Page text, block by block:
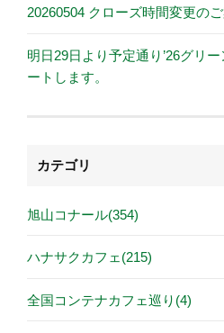
20260504 クローズ時間変更の
明日29日より予定通り’26グリ
ートします。
カテゴリ
旭山コナール(354)
ハナサクカフェ(215)
全国コンテナカフェ巡り(4)